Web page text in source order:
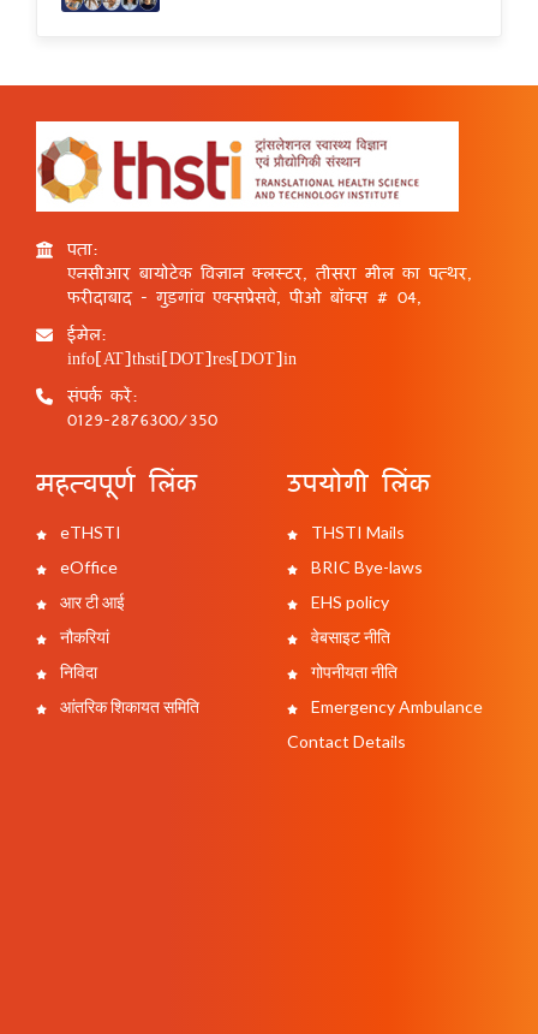
पता:
एनसीआर बायोटेक विज्ञान क्लस्टर, तीसरा मील का पत्थर,
फरीदाबाद - गुड़गांव एक्सप्रेसवे, पीओ बॉक्स # 04,
ईमेल:
info[AT]thsti[DOT]res[DOT]in
संपर्क करें:
0129-2876300/350
महत्वपूर्ण लिंक
eTHSTI
eOffice
आर टी आई
नौकरियां
निविदा
आंतरिक शिकायत समिति
उपयोगी लिंक
THSTI Mails
BRIC Bye-laws
EHS policy
वेबसाइट नीति
गोपनीयता नीति
Emergency Ambulance
Contact Details